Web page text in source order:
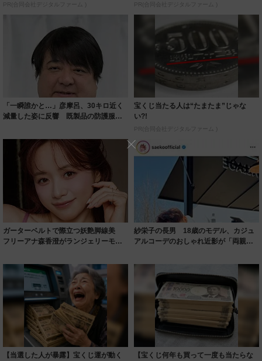
PR(合同会社デジタルファーム ) PR(合同会社デジタルファーム )
「一瞬誰かと…」彦摩呂、30キロ近く
減量した姿に反響 既製品の防護服が
宝くじ当たる人は“たまたま”じゃな
い?!
PR(合同会社デジタルファーム )
ガーターベルトで際立つ妖艶脚線美
フリーアナ森香澄がランジェリーモデ
紗栄子の長男 18歳のモデル、カジュ
アルコーデのおしゃれ近影が「両親の
【当選した人が暴露】宝くじ運が動く
【宝くじ何年も買って一度も当たらな